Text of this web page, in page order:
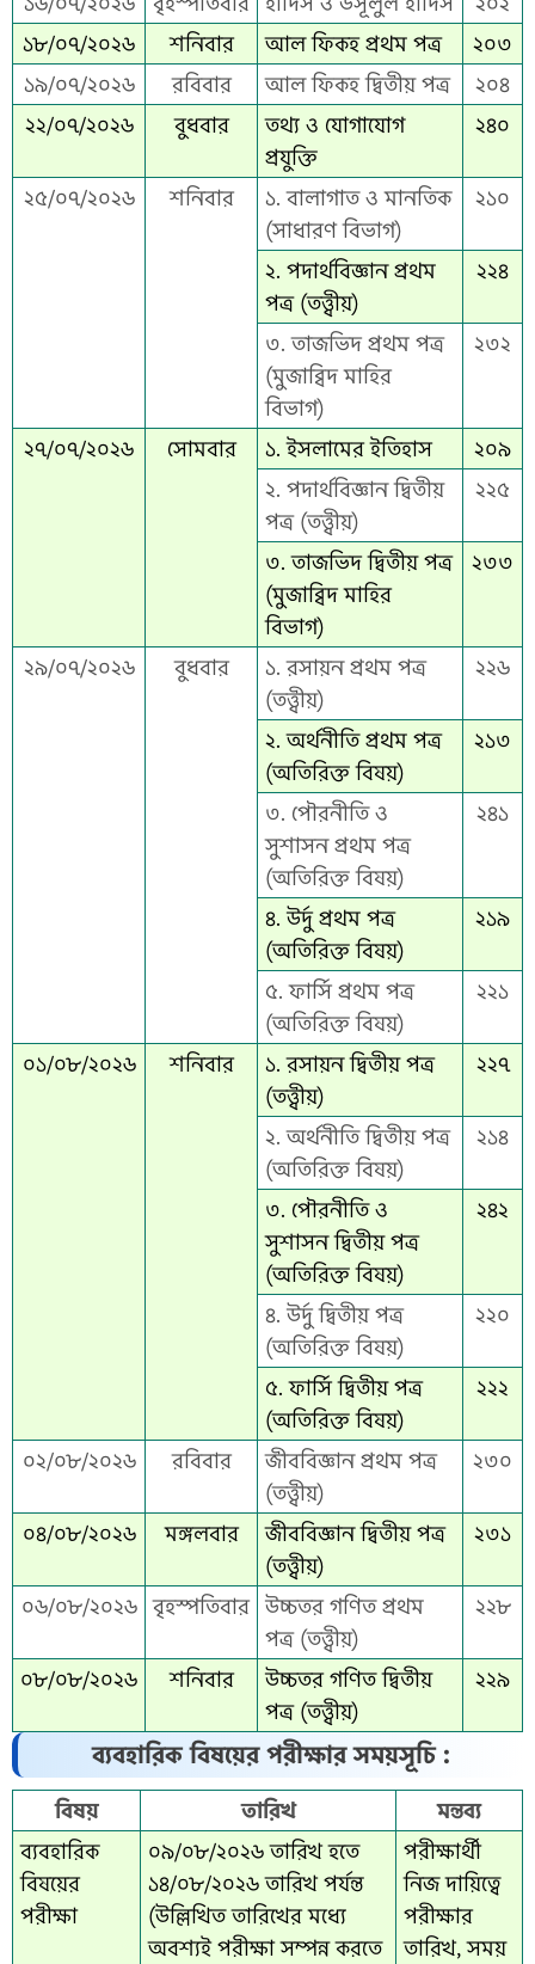
১৮/০৭/২০২৬
শনিবার আল ফিকহ প্রথম পত্র
২০৩
১৯/০৭/২০২৬
রবিবার আল ফিকহ দ্বিতীয় পত্র
২০৪
২২/০৭/২০২৬
বুধবার
তথ্য ও যোগাযোগ
প্রযুক্তি
২৪০
২৫/০৭/২০২৬ শনিবার
১. বালাগাত ও মানতিক
(সাধারণ বিভাগ)
২১০
২. পদার্থবিজ্ঞান প্রথম
পত্র (তত্ত্বীয়)
২২৪
৩. তাজভিদ প্রথম পত্র
(মুজাব্বিদ মাহির
বিভাগ)
২৩২
২৭/০৭/২০২৬ সোমবার ১. ইসলামের ইতিহাস
২০৯
২. পদার্থবিজ্ঞান দ্বিতীয়
পত্র (তত্ত্বীয়)
২২৫
৩. তাজভিদ দ্বিতীয় পত্র
(মুজাব্বিদ মাহির
বিভাগ)
২৩৩
২৯/০৭/২০২৬ বুধবার
১. রসায়ন প্রথম পত্র
(তত্ত্বীয়)
২২৬
২. অর্থনীতি প্রথম পত্র
(অতিরিক্ত বিষয়)
২১৩
৩. পৌরনীতি ও
সুশাসন প্রথম পত্র
(অতিরিক্ত বিষয়)
২৪১
৪. উর্দু প্রথম পত্র
(অতিরিক্ত বিষয়)
২১৯
৫. ফার্সি প্রথম পত্র
(অতিরিক্ত বিষয়)
২২১
০১/০৮/২০২৬ শনিবার
১. রসায়ন দ্বিতীয় পত্র
(তত্ত্বীয়)
২২৭
২. অর্থনীতি দ্বিতীয় পত্র
(অতিরিক্ত বিষয়)
২১৪
৩. পৌরনীতি ও
সুশাসন দ্বিতীয় পত্র
(অতিরিক্ত বিষয়)
২৪২
৪. উর্দু দ্বিতীয় পত্র
(অতিরিক্ত বিষয়)
২২০
৫. ফার্সি দ্বিতীয় পত্র
(অতিরিক্ত বিষয়)
২২২
০২/০৮/২০২৬ রবিবার
জীববিজ্ঞান প্রথম পত্র
(তত্ত্বীয়)
২৩০
০৪/০৮/২০২৬ মঙ্গলবার
জীববিজ্ঞান দ্বিতীয় পত্র
(তত্ত্বীয়)
২৩১
০৬/০৮/২০২৬ বৃহস্পতিবার উচ্চতর গণিত প্রথম
পত্র (তত্ত্বীয়)
২২৮
০৮/০৮/২০২৬ শনিবার
উচ্চতর গণিত দ্বিতীয়
পত্র (তত্ত্বীয়)
২২৯
ব্যবহারিক বিষয়ের পরীক্ষার সময়সূচি :
বিষয় তারিখ
মন্তব্য
ব্যবহারিক
বিষয়ের
পরীক্ষা
০৯/০৮/২০২৬ তারিখ হতে
১৪/০৮/২০২৬ তারিখ পর্যন্ত
(উল্লিখিত তারিখের মধ্যে
অবশ্যই পরীক্ষা সম্পন্ন করতে
পরীক্ষার্থী
নিজ দায়িত্বে
পরীক্ষার
তারিখ, সময়